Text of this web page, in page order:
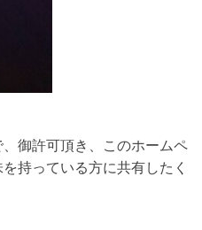
御許可頂き、このホームペ
持っている方に共有したく